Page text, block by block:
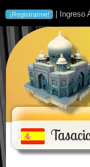
| Ingreso